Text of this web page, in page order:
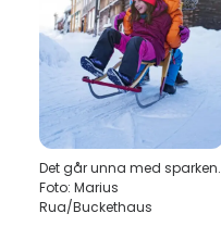
Det går unna med sparken.
Foto: Marius
Rua/Buckethaus